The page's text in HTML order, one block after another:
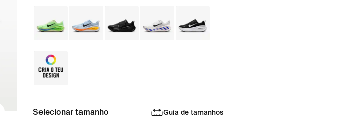
Selecionar tamanho Guia de tamanhos